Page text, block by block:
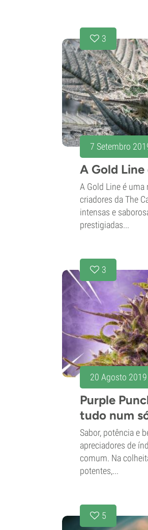
3
7 Setembro
A Gold
A Gold Line é
criadores da The
intensas e
prestigiadas...
3
20 Agosto 2019
Purple
tudo num
Sabor, potência e
apreciadores de
comum. Na
potentes,...
5